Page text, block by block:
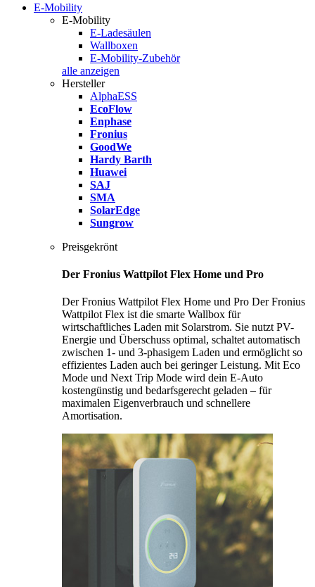
E-Mobility
E-Mobility
E-Ladesäulen
Wallboxen
E-Mobility-Zubehör
alle anzeigen
Hersteller
AlphaESS
EcoFlow
Enphase
Fronius
GoodWe
Hardy Barth
Huawei
SAJ
SMA
SolarEdge
Sungrow
Preisgekrönt
Der Fronius Wattpilot Flex Home und Pro
Der Fronius Wattpilot Flex Home und Pro Der Fronius
Wattpilot Flex ist die smarte Wallbox für
wirtschaftliches Laden mit Solarstrom. Sie nutzt PV-
Energie und Überschuss optimal, schaltet automatisch
zwischen 1- und 3-phasigem Laden und ermöglicht so
effizientes Laden auch bei geringer Leistung. Mit Eco
Mode und Next Trip Mode wird dein E-Auto
kostengünstig und bedarfsgerecht geladen – für
maximalen Eigenverbrauch und schnellere
Amortisation.